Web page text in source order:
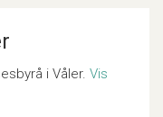
i Våler. Vis